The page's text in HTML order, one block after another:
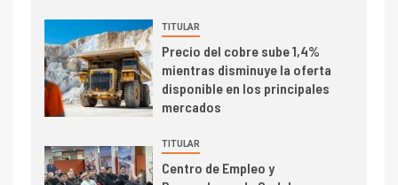
5 I+D
Estudio revela cómo el precio
del cobre y educación superior
se relacionan en zonas
mineras
6 I+D
BHP proyecta producción de
TITULAR
Precio del cobre sube 1,4%
mientras disminuye la oferta
disponible en los principales
mercados
TITULAR
Centro de Empleo y